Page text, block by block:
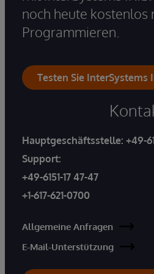
noch heute kostenlos
Programmieren.
Testen Sie InterSystems
Hauptgeschäftsstelle: +49-
Support:
+49-6151-17 47-47
+1-617-621-0700
Allgemeine Anfragen
E-Mail-Unterstützung